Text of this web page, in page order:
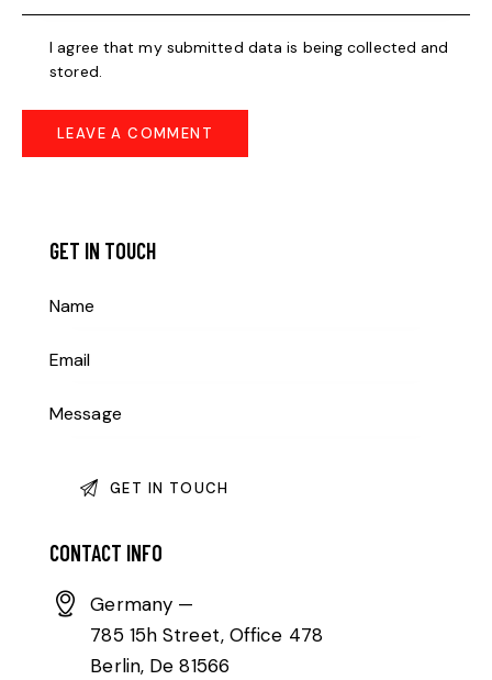
I agree that my submitted data is being collected and
stored.
GET IN TOUCH
CONTACT INFO
Germany —
785 15h Street, Office 478
Berlin, De 81566